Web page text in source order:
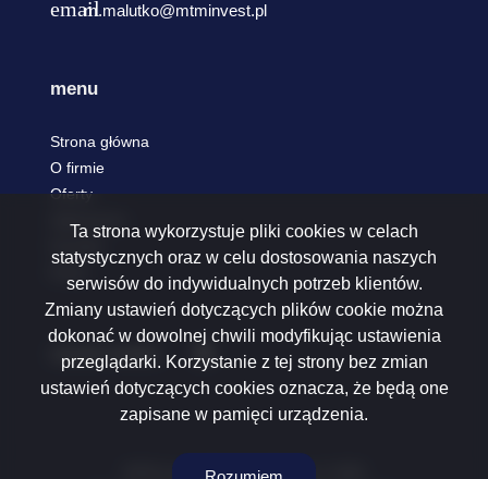
m.malutko@mtminvest.pl
menu
Strona główna
O firmie
Oferty
Rodo
social media Facebook
MTM Invest Mateusz Malutko © 2026
Ta strona wykorzystuje pliki cookies w celach
statystycznych oraz w celu dostosowania naszych
serwisów do indywidualnych potrzeb klientów.
Zmiany ustawień dotyczących plików cookie można
dokonać w dowolnej chwili modyfikując ustawienia
przeglądarki. Korzystanie z tej strony bez zmian
ustawień dotyczących cookies oznacza, że będą one
zapisane w pamięci urządzenia.